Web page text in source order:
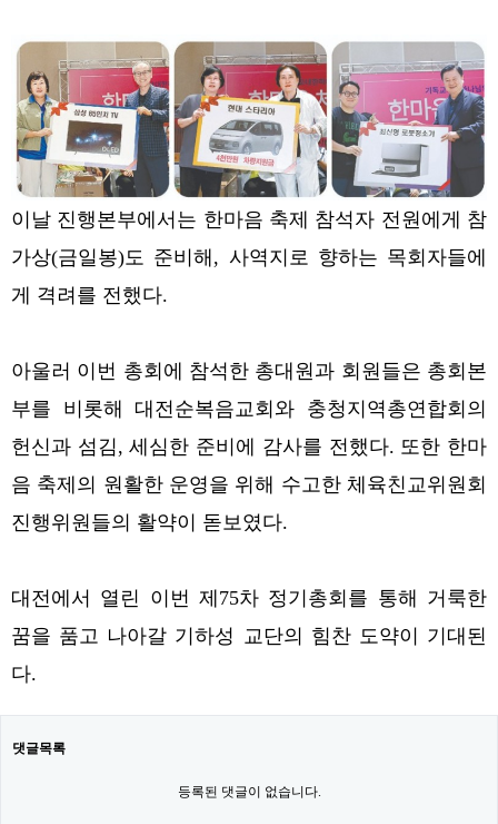
이날 진행본부에서는 한마음 축제 참석자 전원에게 참
가상(금일봉)도 준비해, 사역지로 향하는 목회자들에
게 격려를 전했다.
아울러 이번 총회에 참석한 총대원과 회원들은 총회본
부를 비롯해 대전순복음교회와 충청지역총연합회의
헌신과 섬김, 세심한 준비에 감사를 전했다. 또한 한마
음 축제의 원활한 운영을 위해 수고한 체육친교위원회
진행위원들의 활약이 돋보였다.
대전에서 열린 이번 제75차 정기총회를 통해 거룩한
꿈을 품고 나아갈 기하성 교단의 힘찬 도약이 기대된
다.
댓글목록
등록된 댓글이 없습니다.